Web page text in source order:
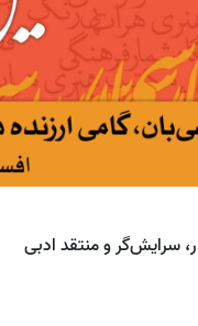
سرایش‌گر و منتقد ادبی